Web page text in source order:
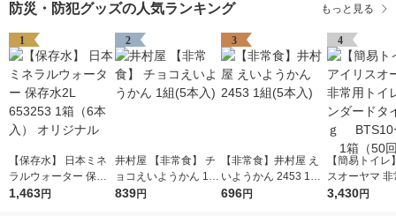
防災・防犯グッズの人気ランキング もっと見る
1
【保存水】 日本ミネ
ラルウォーター 保存
水2L 653253 1箱（6
1,463円
2
井村屋 【非常食】 チ
ョコえいようかん 1組
(5本入)
839円
3
【非常食】井村屋 え
いようかん 2453 1組
(5本入)
696円
4
【簡易トイレ
スオーヤマ
イレ スタンダ
3,430円